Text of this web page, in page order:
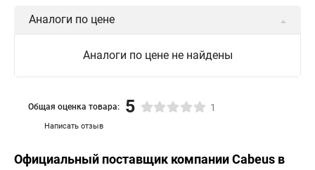
Аналоги по цене
Аналоги по цене не найдены
Написать отзыв
Общая оценка товара: 5 1
Официальный поставщик компанииCabeus в